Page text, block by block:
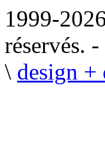
1999-
réservés. -
\ design +